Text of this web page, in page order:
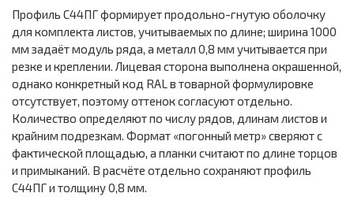
Профиль С44ПГ формирует продольно-гнутую оболочку
для комплекта листов, учитываемых по длине; ширина 1000
мм задаёт модуль ряда, а металл 0,8 мм учитывается при
резке и креплении. Лицевая сторона выполнена окрашенной,
однако конкретный код RAL в товарной формулировке
отсутствует, поэтому оттенок согласуют отдельно.
Количество определяют по числу рядов, длинам листов и
крайним подрезкам. Формат «погонный метр» сверяют с
фактической площадью, а планки считают по длине торцов
и примыканий. В расчёте отдельно сохраняют профиль
С44ПГ и толщину 0,8 мм.